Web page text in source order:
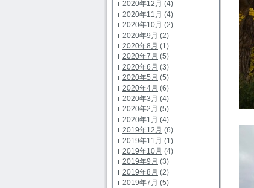
2020年12月 (4)
2020年11月 (4)
2020年10月 (2)
2020年9月 (2)
2020年8月 (1)
2020年7月 (5)
2020年6月 (3)
2020年5月 (5)
2020年4月 (6)
2020年3月 (4)
2020年2月 (5)
2020年1月 (4)
2019年12月 (6)
2019年11月 (1)
2019年10月 (4)
2019年9月 (3)
2019年8月 (2)
2019年7月 (5)